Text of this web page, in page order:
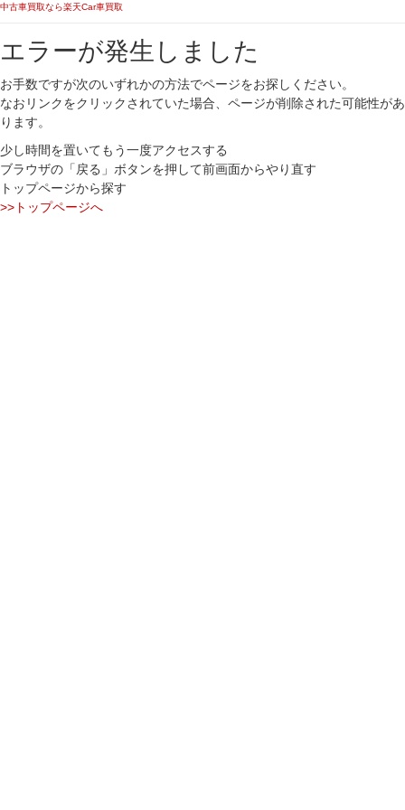
中古車買取なら楽天Car車買取
エラーが発生しました
お手数ですが次のいずれかの方法でページをお探しください。
なおリンクをクリックされていた場合、ページが削除された可能性があ
ります。
少し時間を置いてもう一度アクセスする
ブラウザの「戻る」ボタンを押して前画面からやり直す
トップページから探す
>>トップページへ